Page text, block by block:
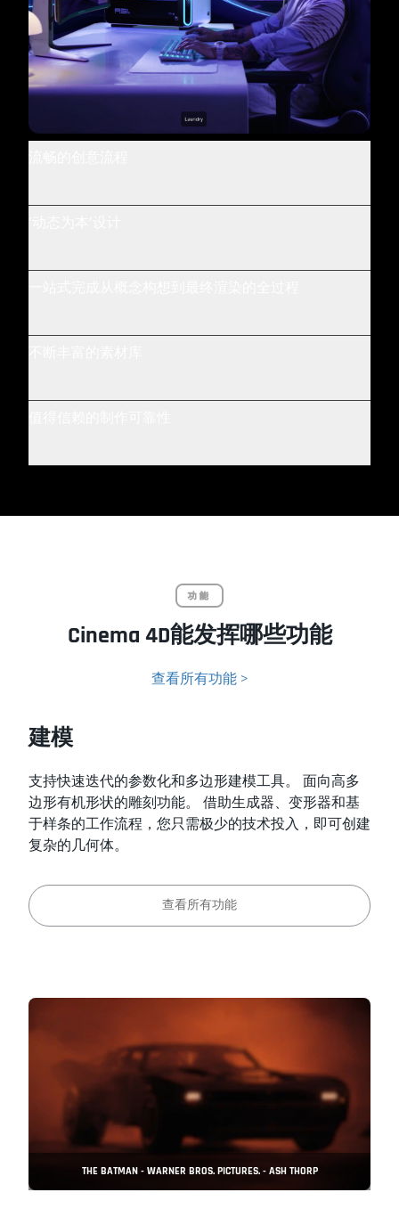
功能
Cinema 4D能发挥哪些功能
查看所有功能 >
建模
支持快速迭代的参数化和多边形建模工具。 面向高多
边形有机形状的雕刻功能。 借助生成器、变形器和基
于样条的工作流程，您只需极少的技术投入，即可创建
复杂的几何体。
查看所有功能
THE BATMAN - WARNER BROS. PICTURES. - ASH THORP